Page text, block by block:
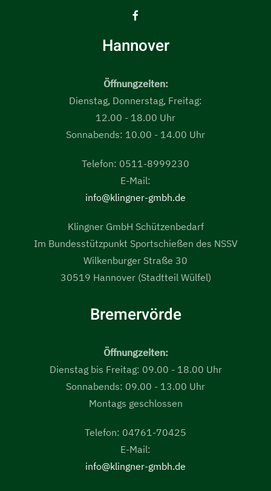
Hannover
Öffnungzeiten:
Dienstag, Donnerstag, Freitag:
12.00 - 18.00 Uhr
Sonnabends: 10.00 - 14.00 Uhr
Telefon: 0511-8999230
E-Mail:
info@klingner-gmbh.de
Klingner GmbH Schützenbedarf
Im Bundesstützpunkt Sportschießen des NSSV
Wilkenburger Straße 30
30519 Hannover (Stadtteil Wülfel)
Bremervörde
Öffnungzeiten:
Dienstag bis Freitag: 09.00 - 18.00 Uhr
Sonnabends: 09.00 - 13.00 Uhr
Montags geschlossen
Telefon: 04761-70425
E-Mail:
info@klingner-gmbh.de